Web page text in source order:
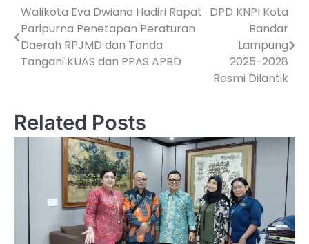
Navigasi
pos
Walikota Eva Dwiana Hadiri Rapat
Paripurna Penetapan Peraturan
Daerah RPJMD dan Tanda
Tangani KUAS dan PPAS APBD
DPD KNPI Kota
Bandar
Lampung
2025-2028
Resmi Dilantik
Related Posts